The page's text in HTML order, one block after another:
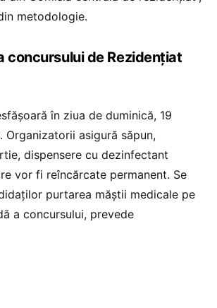
metodologie.
concursului de Rezidențiat
în ziua de duminică, 19
Organizatorii asigură săpun,
dispensere cu dezinfectant
vor fi reîncărcate permanent. Se
purtarea măștii medicale pe
a concursului, prevede